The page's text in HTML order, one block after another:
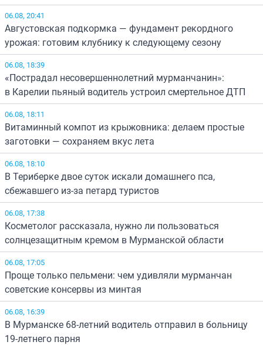
06.08, 20:41
Августовская подкормка — фундамент рекордного
урожая: готовим клубнику к следующему сезону
06.08, 18:39
«Пострадал несовершеннолетний мурманчанин»:
в Карелии пьяный водитель устроил смертельное ДТП
06.08, 18:11
Витаминный компот из крыжовника: делаем простые
заготовки — сохраняем вкус лета
06.08, 18:10
В Териберке двое суток искали домашнего пса,
сбежавшего из-за петард туристов
06.08, 17:38
Косметолог рассказала, нужно ли пользоваться
солнцезащитным кремом в Мурманской области
06.08, 17:05
Проще только пельмени: чем удивляли мурманчан
советские консервы из минтая
06.08, 16:39
В Мурманске 68-летний водитель отправил в больницу
19-летнего парня